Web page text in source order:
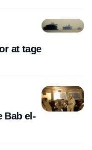
at tage
Bab el-